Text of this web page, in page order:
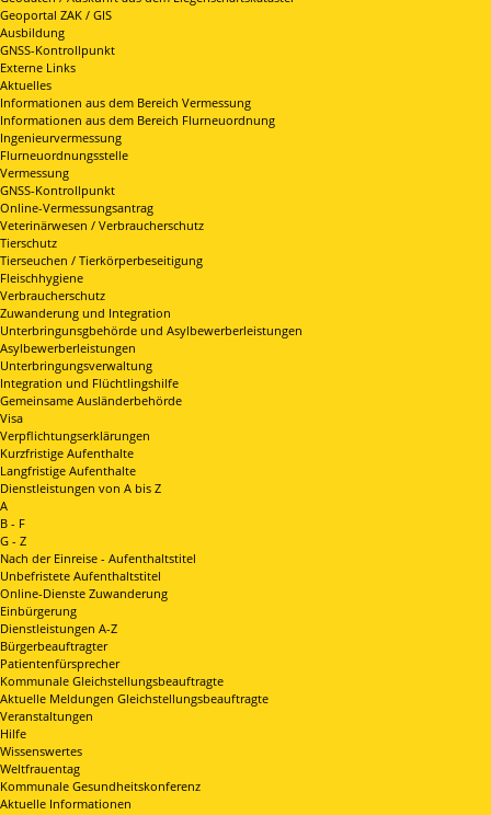
Geoportal ZAK / GIS
Ausbildung
GNSS-Kontrollpunkt
Externe Links
Aktuelles
Informationen aus dem Bereich Vermessung
Informationen aus dem Bereich Flurneuordnung
Ingenieurvermessung
Flurneuordnungsstelle
Vermessung
GNSS-Kontrollpunkt
Online-Vermessungsantrag
Veterinärwesen / Verbraucherschutz
Tierschutz
Tierseuchen / Tierkörperbeseitigung
Fleischhygiene
Verbraucherschutz
Zuwanderung und Integration
Unterbringunsgbehörde und Asylbewerberleistungen
Asylbewerberleistungen
Unterbringungsverwaltung
Integration und Flüchtlingshilfe
Gemeinsame Ausländerbehörde
Visa
Verpflichtungserklärungen
Kurzfristige Aufenthalte
Langfristige Aufenthalte
Dienstleistungen von A bis Z
A
B - F
G - Z
Nach der Einreise - Aufenthaltstitel
Unbefristete Aufenthaltstitel
Online-Dienste Zuwanderung
Einbürgerung
Dienstleistungen A-Z
Bürgerbeauftragter
Patientenfürsprecher
Kommunale Gleichstellungsbeauftragte
Aktuelle Meldungen Gleichstellungsbeauftragte
Veranstaltungen
Hilfe
Wissenswertes
Weltfrauentag
Kommunale Gesundheitskonferenz
Aktuelle Informationen